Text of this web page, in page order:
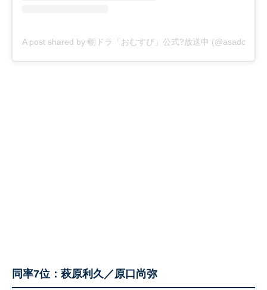
A post shared by 朝ドラ「おむすび」公式?放送中
同率7位：萩原利久／原口尚弥